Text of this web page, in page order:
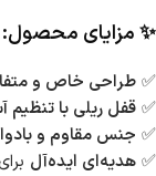
✨ مزایای محصول:
✅ طراحی خاص و
✅ قفل ریلی با تنظیم
✅ جنس مقاوم و
✅ هدیه‌ای ایده‌آل